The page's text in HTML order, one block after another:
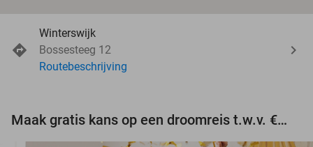
Winterswijk
Bossesteeg 12
Routebeschrijving
Maak gratis kans op een droomreis t.w.v. €3.000!